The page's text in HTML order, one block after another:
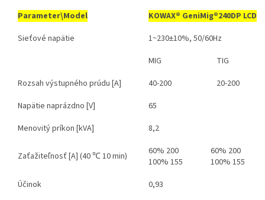
Parameter\Model
KOWAX® GeniMig®240DP LCD
Sieťové napätie
1~230±10%, 50/60Hz
MIG
TIG
Rozsah výstupného prúdu [A]
40-200
20-200
Napätie naprázdno [V]
65
Menovitý príkon [kVA]
8,2
Zaťažiteľnosť [A] (40 ℃ 10 min)
60% 200
100% 155
60% 200
100% 155
Účinok
0,93